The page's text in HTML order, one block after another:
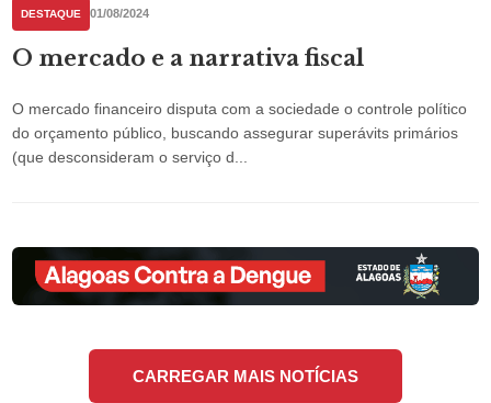
DESTAQUE 01/08/2024
O mercado e a narrativa fiscal
O mercado financeiro disputa com a sociedade o controle político
do orçamento público, buscando assegurar superávits primários
(que desconsideram o serviço d...
CARREGAR MAIS NOTÍCIAS